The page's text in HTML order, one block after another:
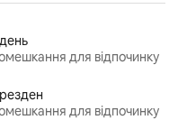
для відпочинку
для відпочинку